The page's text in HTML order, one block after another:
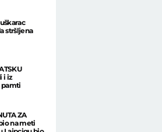
stršljena
i iz
pamti
ZA
na meti